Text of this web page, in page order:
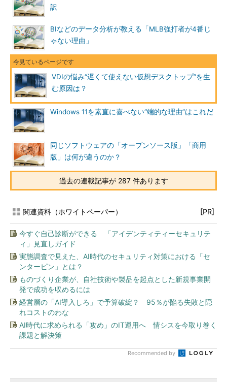
訳
BIなどのデータ分析が教える「MLB強打者が4番じ
ゃない理由」
VDIの悩み“遅くて使えない仮想デスクトップ”を生
む原因は？
Windows 11を素直に喜べない“端的な理由”はこれだ
同じソフトウェアの「オープンソース版」「商用
版」は何が違うのか？
過去の連載記事が 287 件あります
関連資料（ホワイトペーパー） [PR]
今すぐ自己診断ができる 「アイデンティティーセキュリテ
ィ」見直しガイド
実態調査で見えた、AI時代のセキュリティ対策における「セ
ンターピン」とは？
ものづくり企業が、自社技術や製品を起点とした新規事業開
発で成功を収めるには
経営層の「AI導入しろ」で予算破綻？ 95％が陥る失敗と隠
れコストのわな
AI時代に求められる「攻め」のIT運用へ 情シスを今取り巻く
課題と解決策
Recommended by